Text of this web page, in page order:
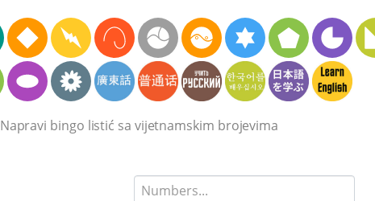
Napravi bingo listić sa vijetnamskim brojevima